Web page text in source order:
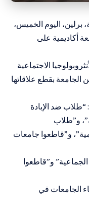
برلين، اليوم الخميس،
أكاديمية على
الاجتماعية
الجامعة بقطع علاقاتها
ضد الإبادة
و”طلاب
و”قاطعوا جامعات
و”قاطعوا
الجامعات في